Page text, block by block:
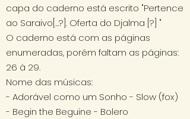
capa do caderno está escrito "Pertence
ao Saraivo[...?]. Oferta do Djalma [?] "
O caderno está com as páginas
enumeradas, porém faltam as páginas:
26 à 29.
Nome das músicas:
- Adorável como um Sonho - Slow (fox)
- Begin the Beguine - Bolero